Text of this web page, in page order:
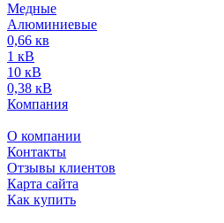
Медные
Алюминиевые
0,66 кв
1 кВ
10 кВ
0,38 кВ
Компания
О компании
Контакты
Отзывы клиентов
Карта сайта
Как купить